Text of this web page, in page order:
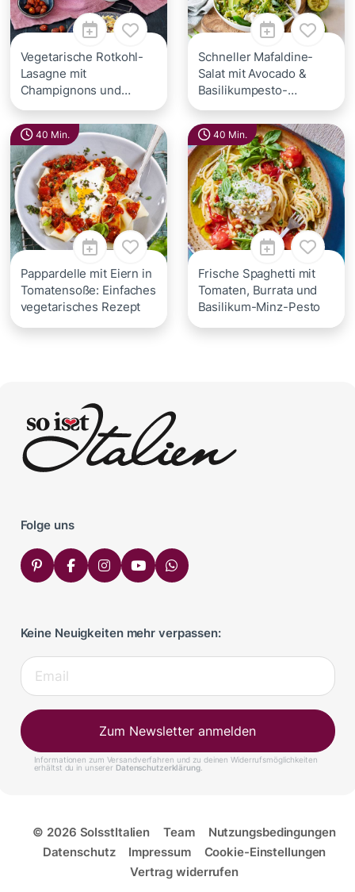
Vegetarische Rotkohl-
Lasagne mit
Champignons und
Haselnuss-Topping
Schneller Mafaldine-
Salat mit Avocado &
Basilikumpesto-
Dressing
40 Min.
Pappardelle mit Eiern in
Tomatensoße: Einfaches
vegetarisches Rezept
40 Min.
Frische Spaghetti mit
Tomaten, Burrata und
Basilikum-Minz-Pesto
Folge uns
Keine Neuigkeiten mehr verpassen:
Zum Newsletter anmelden
Informationen zum Versandverfahren und zu deinen Widerrufsmöglichkeiten
erhältst du in unserer Datenschutzerklärung.
© 2026 SoIsstItalien Team
Nutzungsbedingungen
Datenschutz
Impressum
Cookie-Einstellungen
Vertrag widerrufen